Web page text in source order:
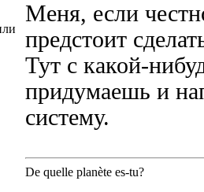
Меня, если
предстоит
Тут с какой-
придумаешь и
систему.
De quelle planète es-tu?